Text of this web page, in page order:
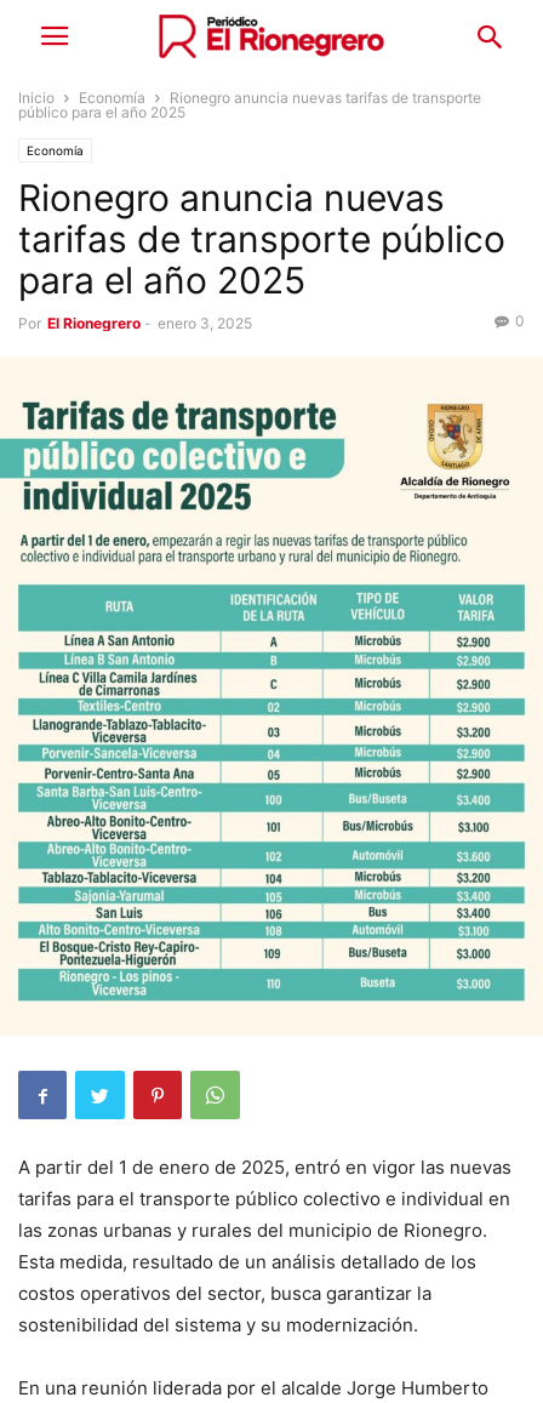
Inicio Economía
Rionegro anuncia nuevas tarifas de transporte
público para el año 2025
Economía
Rionegro anuncia nuevas
tarifas de transporte público
para el año 2025
Por El Rionegrero - enero 3, 2025 0
A partir del 1 de enero de 2025, entró en vigor las nuevas
tarifas para el transporte público colectivo e individual en
las zonas urbanas y rurales del municipio de Rionegro.
Esta medida, resultado de un análisis detallado de los
costos operativos del sector, busca garantizar la
sostenibilidad del sistema y su modernización.
En una reunión liderada por el alcalde Jorge Humberto